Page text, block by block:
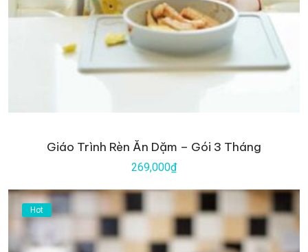
Giáo Trình Rèn Ăn Dặm – Gói 3 Tháng
269,000₫
Hot